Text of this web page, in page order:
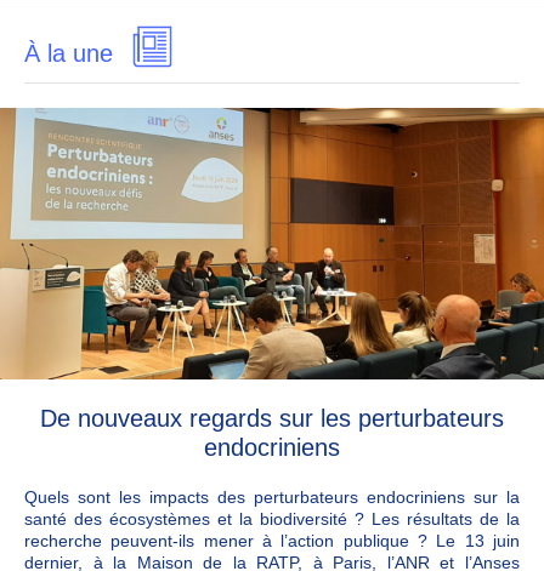
À la une
De nouveaux regards sur les perturbateurs
endocriniens
Quels sont les impacts des perturbateurs endocriniens sur la
santé des écosystèmes et la biodiversité ? Les résultats de la
recherche peuvent-ils mener à l’action publique ? Le 13 juin
dernier, à la Maison de la RATP, à Paris, l’ANR et l’Anses